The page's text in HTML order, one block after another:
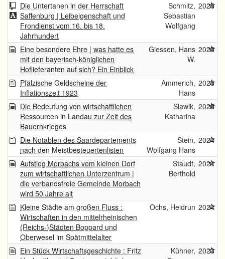
Die Untertanen in der Herrschaft
Saffenburg | Leibeigenschaft und
Frondienst vom 16. bis 18.
Jahrhundert
Schmitz,
Sebastian
Wolfgang
2025
Eine besondere Ehre | was hatte es
mit den bayerisch-königlichen
Hoflieferanten auf sich? Ein Einblick
Giessen, Hans
W.
2025
Pfälzische Geldscheine der
Inflationszeit 1923
Ammerich,
Hans
2025
Die Bedeutung von wirtschaftlichen
Ressourcen in Landau zur Zeit des
Bauernkrieges
Slawik,
Katharina
2025
Die Notablen des Saardepartements
nach den Meistbesteuertenlisten
Stein,
Wolfgang Hans
2024
Aufstieg Morbachs vom kleinen Dorf
zum wirtschaftlichen Unterzentrum |
die verbandsfreie Gemeinde Morbach
wird 50 Jahre alt
Staudt,
Berthold
2024
Kleine Städte am großen Fluss :
Wirtschaften in den mittelrheinischen
(Reichs-)Städten Boppard und
Oberwesel im Spätmittelalter
Ochs, Heidrun 2024
Ein Stück Wirtschaftsgeschichte : Fritz
Kühner, 2023